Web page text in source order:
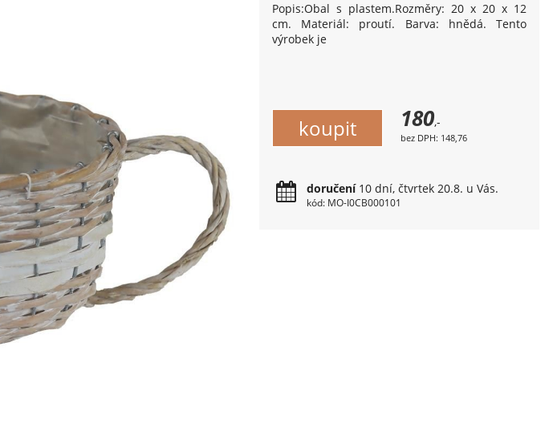
Popis:Obal s plastem.Rozměry: 20 x 20 x 12
cm. Materiál: proutí. Barva: hnědá. Tento
výrobek je
180,-
bez DPH: 148,76
doručení10 dní, čtvrtek 20.8. u Vás.
kód: MO-I0CB000101